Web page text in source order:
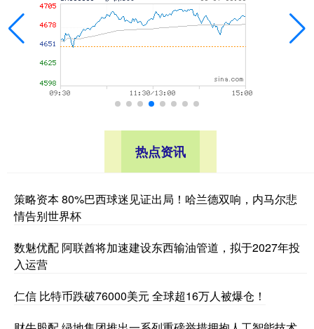
热点资讯
策略资本 80%巴西球迷见证出局！哈兰德双响，内马尔悲
情告别世界杯
数魅优配 阿联酋将加速建设东西输油管道，拟于2027年投
入运营
仁信 比特币跌破76000美元 全球超16万人被爆仓！